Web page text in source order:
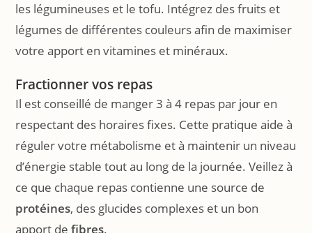
les légumineuses et le tofu. Intégrez des fruits et
légumes de différentes couleurs afin de maximiser
votre apport en vitamines et minéraux.
Fractionner vos repas
Il est conseillé de manger 3 à 4 repas par jour en
respectant des horaires fixes. Cette pratique aide à
réguler votre métabolisme et à maintenir un niveau
d’énergie stable tout au long de la journée. Veillez à
ce que chaque repas contienne une source de
protéines, des glucides complexes et un bon
apport defibres.